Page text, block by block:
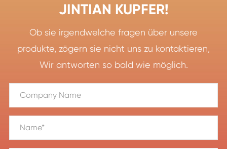
JINTIAN KUPFER!
Ob sie irgendwelche fragen über unsere
produkte, zögern sie nicht uns zu kontaktieren,
Wir antworten so bald wie möglich.